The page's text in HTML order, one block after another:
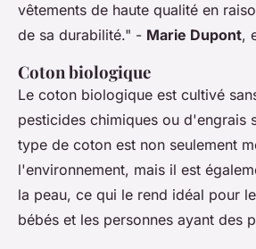
vêtements de haute qualité en
de sa durabilité." - Marie Dupont,
Coton biologique
Le coton biologique est cultivé
pesticides chimiques ou d'engrais
type de coton est non seulement
l'environnement, mais il est
la peau, ce qui le rend idéal pour
bébés et les personnes ayant des